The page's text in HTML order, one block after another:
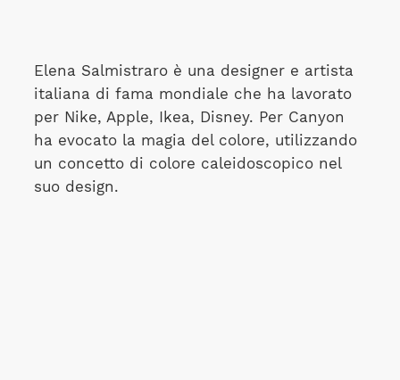
Elena Salmistraro è una designer e artista
italiana di fama mondiale che ha lavorato
per Nike, Apple, Ikea, Disney. Per Canyon
ha evocato la magia del colore, utilizzando
un concetto di colore caleidoscopico nel
suo design.